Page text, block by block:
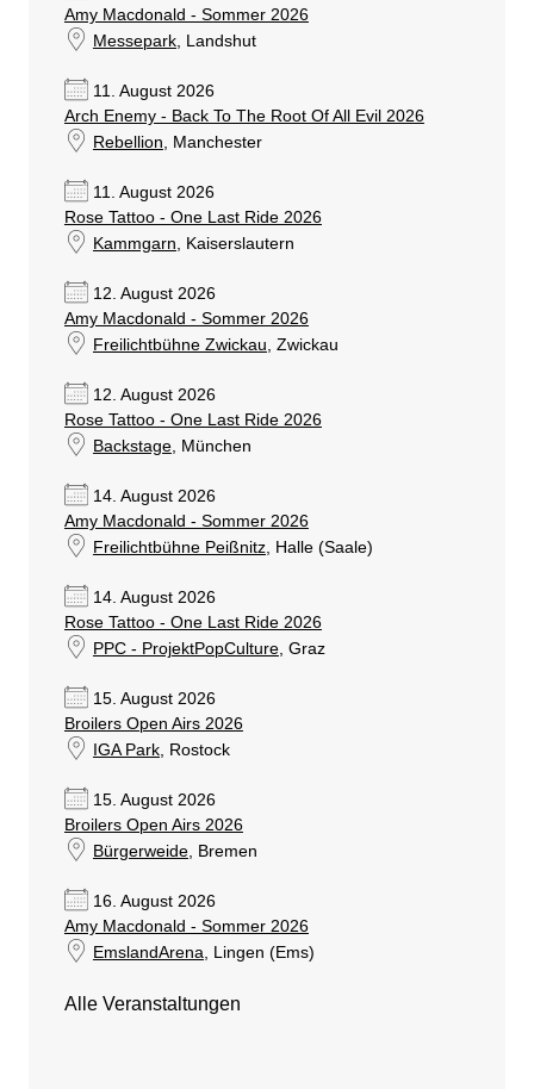
Amy Macdonald - Sommer 2026
Messepark, Landshut
11. August 2026
Arch Enemy - Back To The Root Of All Evil 2026
Rebellion , Manchester
11. August 2026
Rose Tattoo - One Last Ride 2026
Kammgarn , Kaiserslautern
12. August 2026
Amy Macdonald - Sommer 2026
Freilichtbühne Zwickau , Zwickau
12. August 2026
Rose Tattoo - One Last Ride 2026
Backstage, München
14. August 2026
Amy Macdonald - Sommer 2026
Freilichtbühne Peißnitz, Halle (Saale)
14. August 2026
Rose Tattoo - One Last Ride 2026
PPC - ProjektPopCulture, Graz
15. August 2026
Broilers Open Airs 2026
IGA Park, Rostock
15. August 2026
Broilers Open Airs 2026
Bürgerweide, Bremen
16. August 2026
Amy Macdonald - Sommer 2026
EmslandArena , Lingen (Ems)
Alle Veranstaltungen